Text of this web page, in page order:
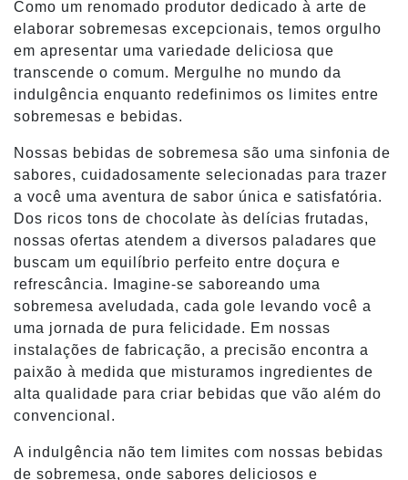
Como um renomado produtor dedicado à arte de
elaborar sobremesas excepcionais, temos orgulho
em apresentar uma variedade deliciosa que
transcende o comum. Mergulhe no mundo da
indulgência enquanto redefinimos os limites entre
sobremesas e bebidas.
Nossas bebidas de sobremesa são uma sinfonia de
sabores, cuidadosamente selecionadas para trazer
a você uma aventura de sabor única e satisfatória.
Dos ricos tons de chocolate às delícias frutadas,
nossas ofertas atendem a diversos paladares que
buscam um equilíbrio perfeito entre doçura e
refrescância. Imagine-se saboreando uma
sobremesa aveludada, cada gole levando você a
uma jornada de pura felicidade. Em nossas
instalações de fabricação, a precisão encontra a
paixão à medida que misturamos ingredientes de
alta qualidade para criar bebidas que vão além do
convencional.
A indulgência não tem limites com nossas bebidas
de sobremesa, onde sabores deliciosos e